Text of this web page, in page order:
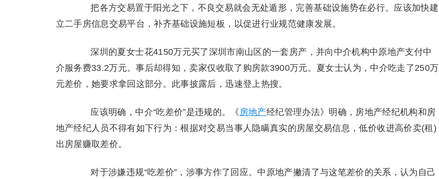
把各方交易置于阳光之下，不良交易就会无处遁形，完善基础设施势在必行。应该加快建
立二手房信息交易平台，补齐基础设施短板，以促进行业规范健康发展。
深圳的夏女士花4150万元买了深圳市南山区的一套房产，并向中介机构中原地产支付中
介服务费33.2万元。事后却得知，卖家仅收取了购房款3900万元。夏女士认为，中介吃走了250万
元差价，她要求拿回这部分。此事披露后，迅速登上热搜。
应该明确，中介“吃差价”是违规的。《 房地产经纪管理办法》明确， 房地产经纪机构和 房
地产经纪人员不得有如下行为：根据对交易当事人隐瞒真实的房屋交易信息，低价收进高价卖(租)
出房屋赚取差价。
对于涉嫌违规“吃差价”，涉事方作了回应。中原地产撇清了与这笔差价的关系，认为自己